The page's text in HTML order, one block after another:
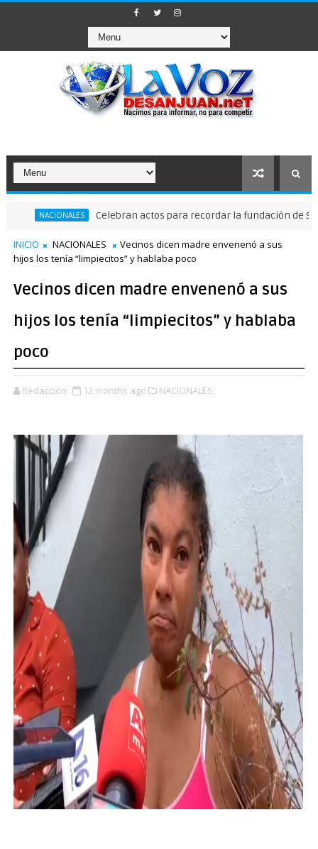
Celebran actos para recordar la fundación de Santo
INICIO NACIONALES
Vecinos dicen madre envenenó a sus
hijos los tenía “limpiecitos” y hablaba poco
Vecinos dicen madre envenenó a sus
hijos los tenía “limpiecitos” y hablaba
poco
Redacción 12 months ago NACIONALES,